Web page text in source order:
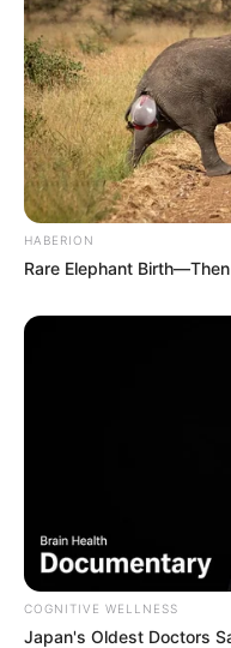
Bikin Ngakak, 10
Cosplay Murah
Seadanya
Anti Mainstream,
Membawa
Versi Warga
HABERION
Rare Elephant
COGNITIVE WELLNESS
Japan's Oldest Doctors